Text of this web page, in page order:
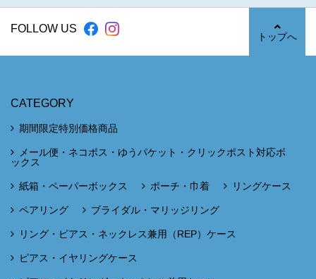
FOLLOW US
トップへ
CATEGORY
期間限定特別価格商品
メール便・ネコポス・ゆうパケット・クリックポスト対応ボ
ックス
紙箱・ペーパーボックス ポーチ・巾着 リングケース
ペアリング ブライダル・マリッジリング
リング・ピアス・ネックレス兼用（REP）ケース
ピアス・イヤリングケース